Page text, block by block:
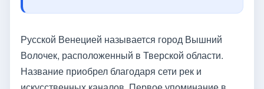
Русской Венецией называется город Вышний
Волочек, расположенный в Тверской области.
Название приобрел благодаря сети рек и